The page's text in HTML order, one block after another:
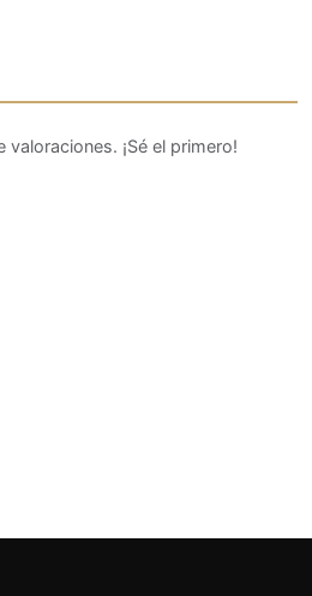
¡Sé el primero!